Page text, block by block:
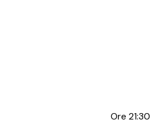
Ore 21:30